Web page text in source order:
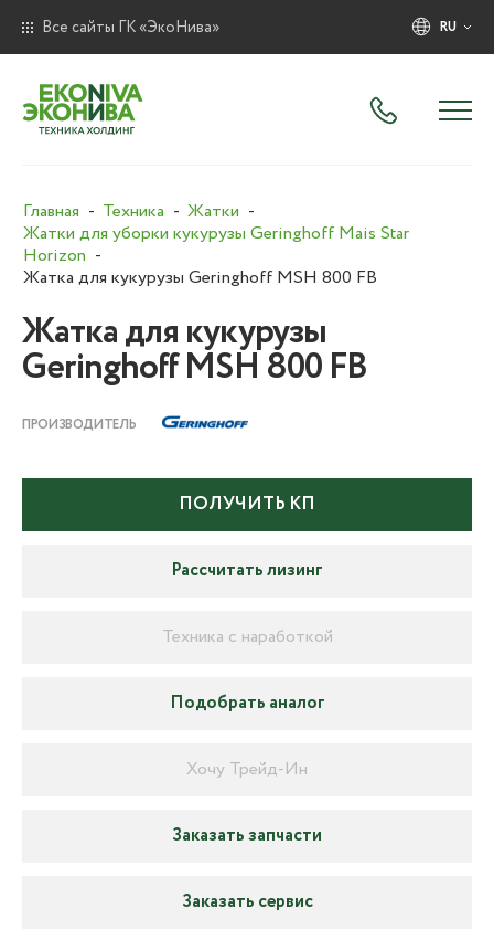
Все сайты ГК «ЭкоНива» RU
Главная Техника
Жатки
Жатки для уборки кукурузы Geringhoff Mais Star
Horizon
Жатка для кукурузы Geringhoff MSH 800 FB
Жатка для кукурузы
Geringhoff MSH 800 FB
ПРОИЗВОДИТЕЛЬ
ПОЛУЧИТЬ КП
Рассчитать лизинг
Техника с наработкой
Подобрать аналог
Хочу Трейд-Ин
Заказать запчасти
Заказать сервис